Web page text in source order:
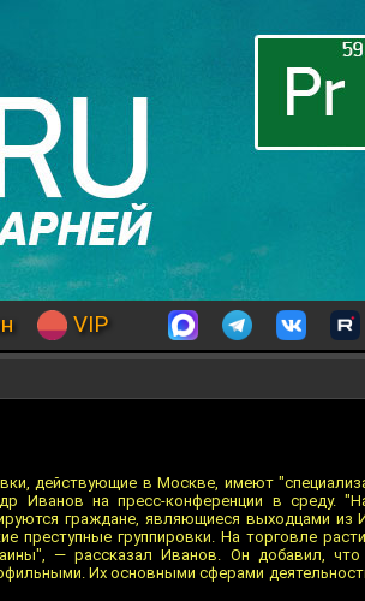
VIP
действующие в Москве, имеют
Иванов на пресс-конференции в среду.
граждане, являющиеся выходцами из
преступные группировки. На торговле
— рассказал Иванов. Он добавил, что
Их основными сферами